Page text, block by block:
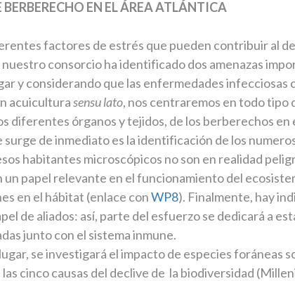
BERBERECHO EN EL ÁREA ATLÁNTICA
factores de estrés que pueden contribuir al
consorcio ha identificado dos amenazas
y considerando que las enfermedades infecciosas
acuiculturasensu lato, nos centraremos en todo tipo
diferentes órganos y tejidos, de los berberechos
de inmediato es la identificación de los
habitantes microscópicos no son en realidad
un papel relevante en el funcionamiento del
en el hábitat (enlace conWP8). Finalmente, hay
de aliados: así, parte del esfuerzo se dedicará a
junto con el sistema inmune.
se investigará el impacto de especies foráneas
las cinco causas del declive de la biodiversidad